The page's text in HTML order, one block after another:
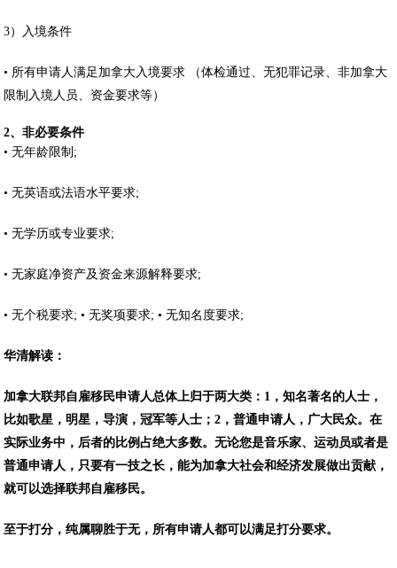
3）入境条件
• 所有申请人满足加拿大入境要求 （体检通过、无犯罪记录、非加拿大
限制入境人员、资金要求等）
2、非必要条件
• 无年龄限制;
• 无英语或法语水平要求;
• 无学历或专业要求;
• 无家庭净资产及资金来源解释要求;
• 无个税要求; • 无奖项要求; • 无知名度要求;
华清解读：
加拿大联邦自雇移民申请人总体上归于两大类：1，知名著名的人士，
比如歌星，明星，导演，冠军等人士；2，普通申请人，广大民众。在
实际业务中，后者的比例占绝大多数。无论您是音乐家、运动员或者是
普通申请人，只要有一技之长，能为加拿大社会和经济发展做出贡献，
就可以选择联邦自雇移民。
至于打分，纯属聊胜于无，所有申请人都可以满足打分要求。